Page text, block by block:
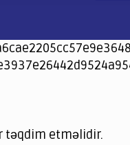
təqdim etməlidir.